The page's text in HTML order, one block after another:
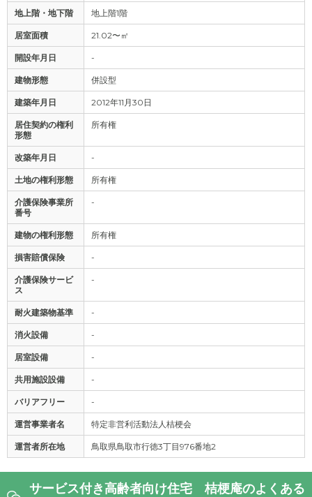
地上階・地下階 地上階1階
居室面積 21.02〜㎡
開設年月日 -
建物形態 併設型
建築年月日 2012年11月30日
居住契約の権利
形態
所有権
改築年月日 -
土地の権利形態 所有権
介護保険事業所
番号
-
建物の権利形態 所有権
損害賠償保険 -
介護保険サービ
ス
-
耐火建築物基準 -
消火設備 -
居室設備 -
共用施設設備 -
バリアフリー -
運営事業者名 特定非営利活動法人桔梗会
運営者所在地 鳥取県鳥取市行徳3丁目976番地2
サービス付き高齢者向け住宅 桔梗庵のよくある